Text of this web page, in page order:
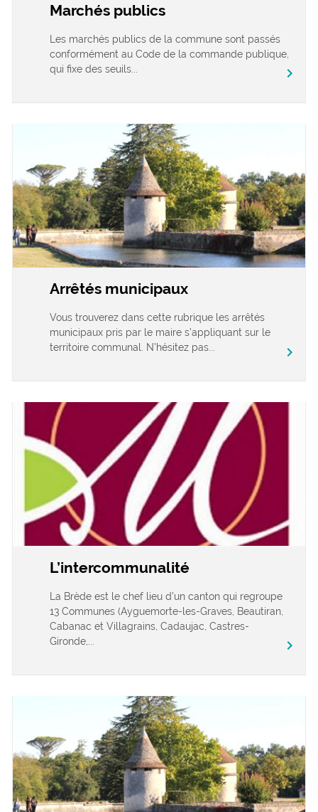
Marchés publics
Les marchés publics de la commune sont passés
conformément au Code de la commande publique,
qui fixe des seuils...
chevron_right
Arrêtés municipaux
Vous trouverez dans cette rubrique les arrêtés
municipaux pris par le maire s’appliquant sur le
territoire communal. N’hésitez pas...
chevron_right
L’intercommunalité
La Brède est le chef lieu d’un canton qui regroupe
13 Communes (Ayguemorte-les-Graves, Beautiran,
Cabanac et Villagrains, Cadaujac, Castres-
Gironde,...
chevron_right